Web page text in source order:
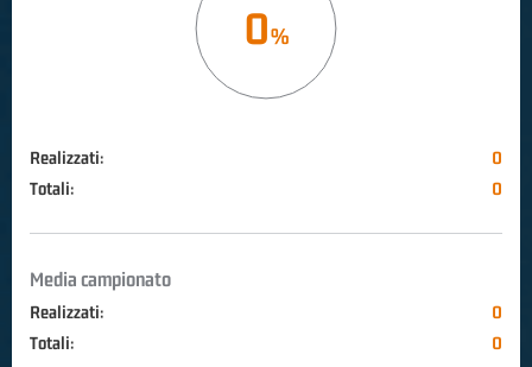
0
Realizzati:
0
Totali:
0
Media campionato
Realizzati:
0
Totali:
0